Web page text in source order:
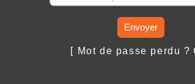
Envoyer
[ Mot de passe perdu ?